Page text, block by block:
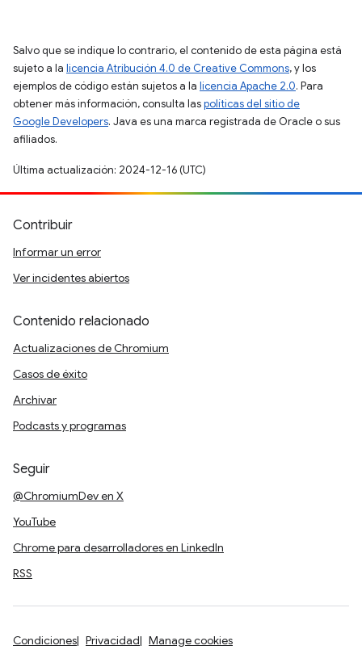
Salvo que se indique lo contrario, el contenido de esta página está
sujeto a la licencia Atribución 4.0 de Creative Commons, y los
ejemplos de código están sujetos a la licencia Apache 2.0. Para
obtener más información, consulta laspolíticas del sitio de
Google Developers. Java es una marca registrada de Oracle o sus
afiliados.
Última actualización: 2024-12-16 (UTC)
Contribuir
Informar un error
Ver incidentes abiertos
Contenido relacionado
Actualizaciones de Chromium
Casos de éxito
Archivar
Podcasts y programas
Seguir
@ChromiumDev en X
YouTube
Chrome para desarrolladores en LinkedIn
RSS
Condiciones Privacidad Manage cookies